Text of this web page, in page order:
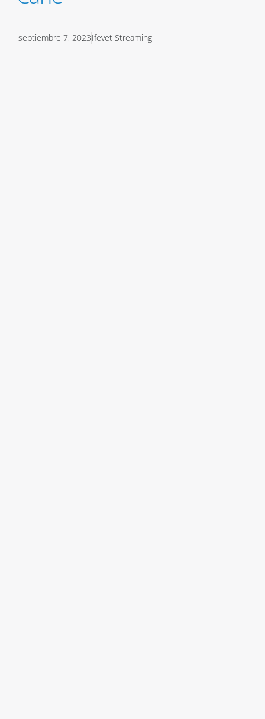
septiembre 7, 2023Ifevet Streaming